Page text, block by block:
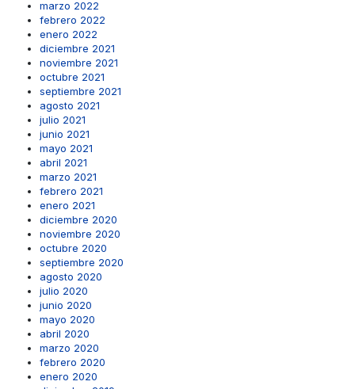
marzo 2022
febrero 2022
enero 2022
diciembre 2021
noviembre 2021
octubre 2021
septiembre 2021
agosto 2021
julio 2021
junio 2021
mayo 2021
abril 2021
marzo 2021
febrero 2021
enero 2021
diciembre 2020
noviembre 2020
octubre 2020
septiembre 2020
agosto 2020
julio 2020
junio 2020
mayo 2020
abril 2020
marzo 2020
febrero 2020
enero 2020